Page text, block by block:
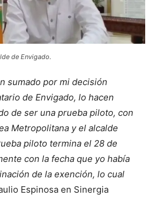
de Envigado.
sumado por mi decisión
de Envigado, lo hacen
de ser una prueba piloto, con
Metropolitana y el alcalde
piloto termina el 28 de
con la fecha que yo había
de la exención, lo cual
Espinosa en Sinergia